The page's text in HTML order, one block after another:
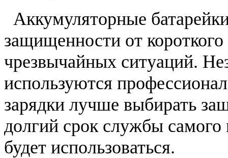
Аккумуляторные
защищенности от
чрезвычайных ситуаций.
используются
зарядки лучше выбирать
долгий срок службы самого
будет использоваться.